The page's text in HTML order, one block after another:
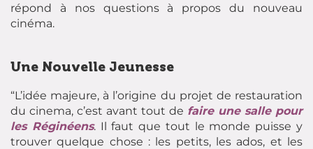
répond à nos questions à propos du nouveau
cinéma.
Une Nouvelle Jeunesse
“L’idée majeure, à l’origine du projet de restauration
du cinema, c’est avant tout de faire une salle pour
les Réginéens. Il faut que tout le monde puisse y
trouver quelque chose : les petits, les ados, et les